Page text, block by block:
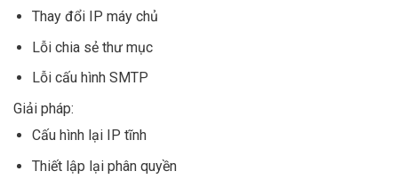
Thay đổi IP máy chủ
Lỗi chia sẻ thư mục
Lỗi cấu hình SMTP
Giải pháp:
Cấu hình lại IP tĩnh
Thiết lập lại phân quyền